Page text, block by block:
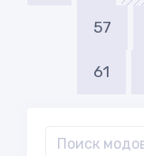
57
61